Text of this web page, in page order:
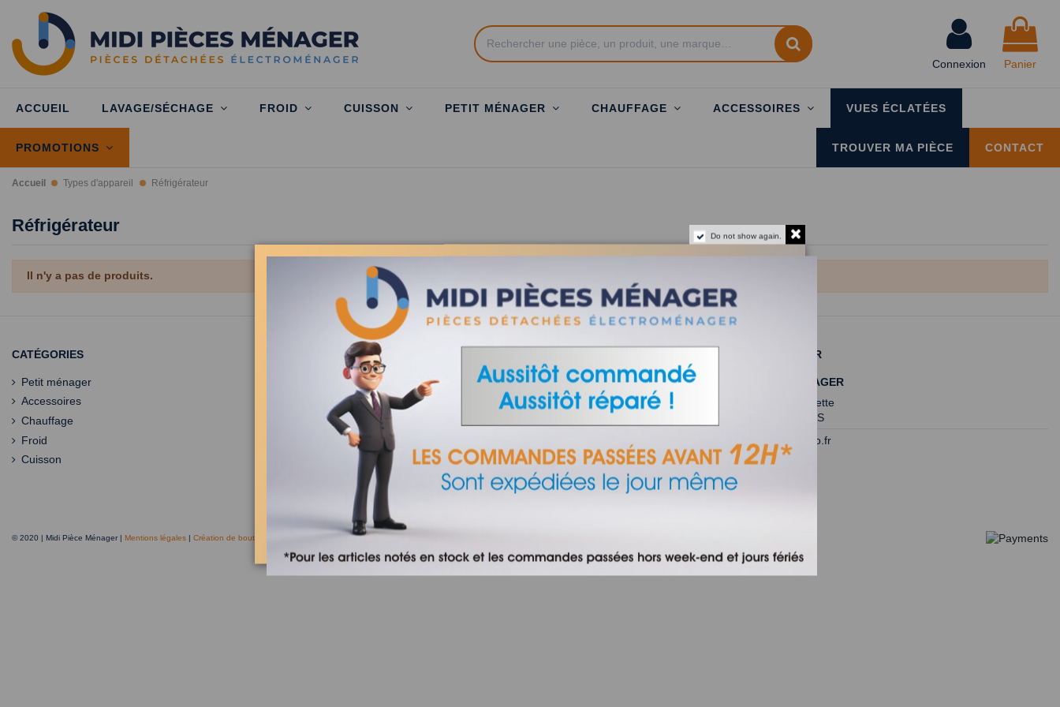
Connexion Panier
ACCUEIL LAVAGE/SÉCHAGE FROID CUISSON PETIT MÉNAGER CHAUFFAGE ACCESSOIRES VUES ÉCLATÉES
PROMOTIONS CONTACT
TROUVER MA PIÈCE
Accueil Types d'appareil Réfrigérateur
Réfrigérateur
Il n'y a pas de produits.
CATÉGORIES
Petit ménager
Accessoires
Chauffage
Froid
Cuisson
INFORMATIONS
Qui sommes-nous ?
Nos agences
Contactez-nous
Frais de port
Conditions de ventes
Trouver ma pièce à changer
NOUS CONTACTER
MIDI PIÈCES MÉNAGER
175 rue Garriguette
34130 ST AUNES
contact@servero.fr
© 2020 | Midi Pièce Ménager | Mentions légales | Création de boutique en ligne Keole.net, agence web
Do not show again.